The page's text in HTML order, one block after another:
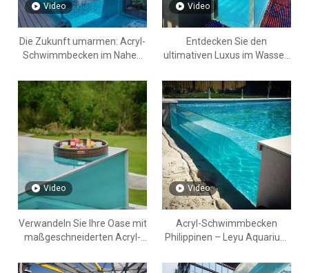
Video
Die Zukunft umarmen: Acryl-
Schwimmbecken im Nahen
Video
Entdecken Sie den
ultimativen Luxus im Wasser:
Schwimmbäder auf den
Philippinen und darüber
hinaus in Südostasien
Video
Verwandeln Sie Ihre Oase mit
maßgeschneiderten Acryl-
im Nahen Osten
Video
Acryl-Schwimmbecken
Philippinen – Leyu Aquarium